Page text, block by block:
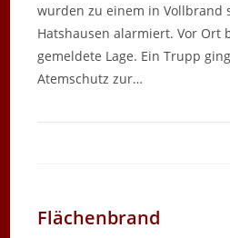
wurden zu einem in Vollbrand
Hatshausen alarmiert. Vor Ort
gemeldete Lage. Ein Trupp
Atemschutz zur…
Flächenbrand